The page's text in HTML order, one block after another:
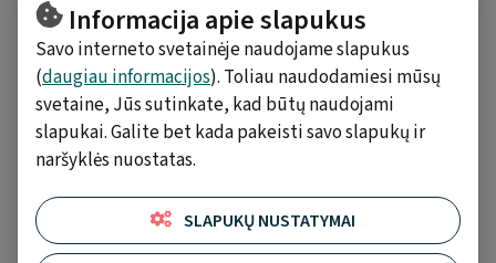
Informacija apie slapukus
Savo interneto svetainėje naudojame slapukus
(daugiau informacijos). Toliau naudodamiesi mūsų
svetaine, Jūs sutinkate, kad būtų naudojami
slapukai. Galite bet kada pakeisti savo slapukų ir
naršyklės nuostatas.
SLAPUKŲ NUSTATYMAI